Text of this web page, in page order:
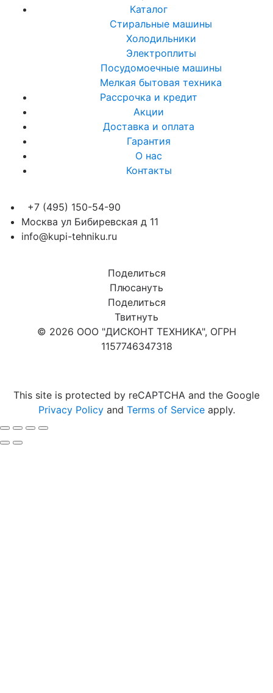
Каталог
Стиральные машины
Холодильники
Электроплиты
Посудомоечные машины
Мелкая бытовая техника
Рассрочка и кредит
Акции
Доставка и оплата
Гарантия
О нас
Контакты
+7 (495) 150-54-90
Москва ул Бибиревская д 11
info@kupi-tehniku.ru
Поделиться
Плюсануть
Поделиться
Твитнуть
© 2026 ООО "ДИСКОНТ ТЕХНИКА", ОГРН
1157746347318
This site is protected by reCAPTCHA and the Google
Privacy Policyand Terms of Serviceapply.